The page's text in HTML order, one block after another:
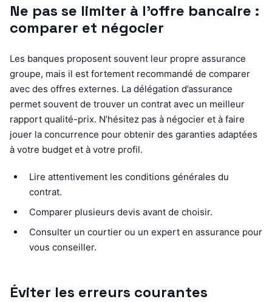
Ne pas se limiter à l’offre bancaire :
comparer et négocier
Les banques proposent souvent leur propre assurance
groupe, mais il est fortement recommandé de comparer
avec des offres externes. La délégation d’assurance
permet souvent de trouver un contrat avec un meilleur
rapport qualité-prix. N’hésitez pas à négocier et à faire
jouer la concurrence pour obtenir des garanties adaptées
à votre budget et à votre profil.
Lire attentivement les conditions générales du
contrat.
Comparer plusieurs devis avant de choisir.
Consulter un courtier ou un expert en assurance pour
vous conseiller.
Éviter les erreurs courantes